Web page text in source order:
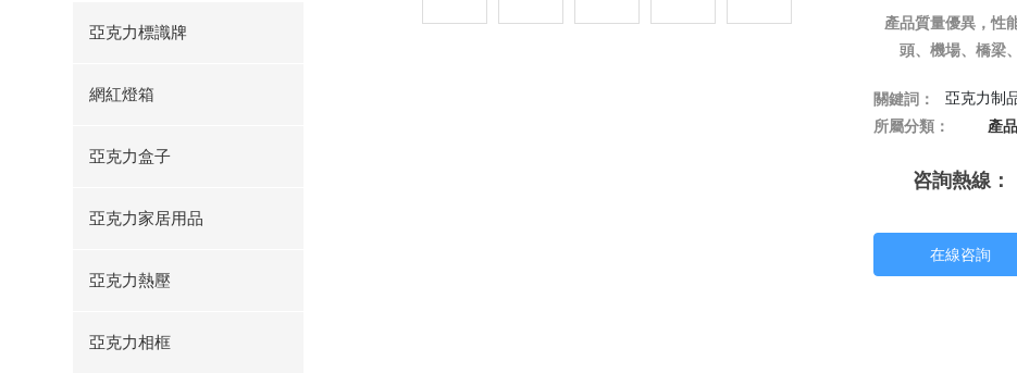
亞克力標識牌
網紅燈箱
亞克力盒子
亞克力家居用品
亞克力熱壓
亞克力相框
產品質量優異，性
關鍵詞：
亞克力制
所屬分類：
產
咨詢熱線：
在線咨詢